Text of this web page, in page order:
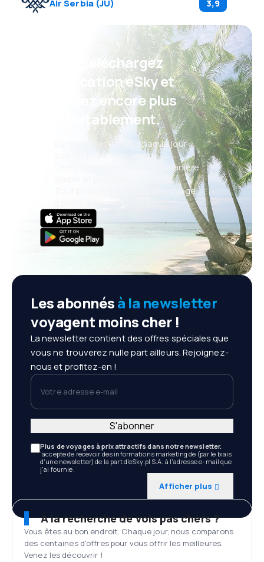
Air Serbia(JU) 3,9
Psst ! Téléchargez
l'application eSky et
voyagez encore plus
confortablement.
De nouvelles offres chaque jour :
vols, séjours, week-ends
Gérez vos réservations de manière
Tout pour organiser votre voyage,
Les abonnésà la newsletter
voyagent moins cher !
La newsletter contient des offres spéciales que
vous ne trouverez nulle part ailleurs. Rejoignez-
nous et profitez-en !
Votre adresse e-mail
Plus de voyages à prix attractifs dans notre newsletter.
'accepte de recevoir des informations marketing de (par le biais
d'une newsletter) de la part d'eSky.pl S.A. à l'adresse e-mail que
j'ai fournie.
Afficher plus
S'abonner
À la recherche de vols pas chers ?
Vous êtes au bon endroit. Chaque jour, nous comparons
des centaines d'offres pour vous offrir les meilleures.
Venez les découvrir !